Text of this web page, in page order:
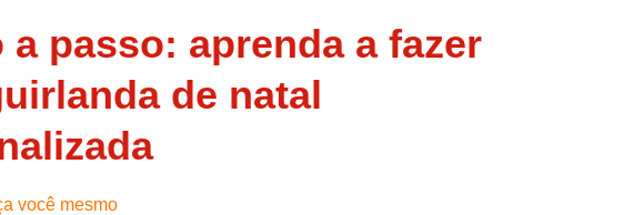
a passo: aprenda a fazer
de natal
você mesmo